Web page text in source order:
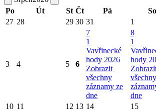
Po
Út St Čt Pá So
27 28 29 30 31 1
3 4 5 6
7
1
Vavřinecké
hody 2026
Zobrazit
všechny
záznamy ze
dne
8
1
hody
všechny
dne
10 11 12 13 14 15